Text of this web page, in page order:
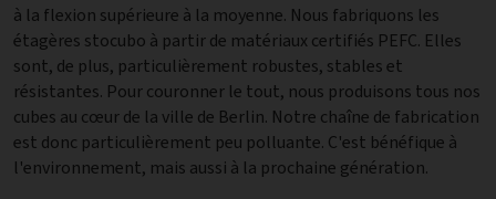
à la flexion supérieure à la moyenne. Nous fabriquons les
étagères stocubo à partir de matériaux certifiés PEFC. Elles
sont, de plus, particulièrement robustes, stables et
résistantes. Pour couronner le tout, nous produisons tous nos
cubes au cœur de la ville de Berlin. Notre chaîne de fabrication
est donc particulièrement peu polluante. C'est bénéfique à
l'environnement, mais aussi à la prochaine génération.